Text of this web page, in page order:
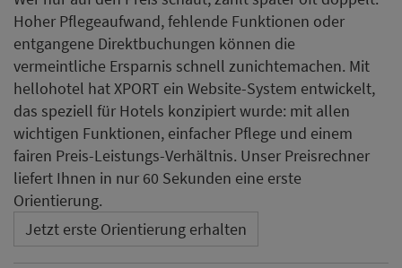
Hoher Pflegeaufwand, fehlende Funktionen oder
entgangene Direktbuchungen können die
vermeintliche Ersparnis schnell zunichtemachen. Mit
hellohotel hat XPORT ein Website-System entwickelt,
das speziell für Hotels konzipiert wurde: mit allen
wichtigen Funktionen, einfacher Pflege und einem
fairen Preis-Leistungs-Verhältnis. Unser Preisrechner
liefert Ihnen in nur 60 Sekunden eine erste
Orientierung.
Jetzt erste Orientierung erhalten